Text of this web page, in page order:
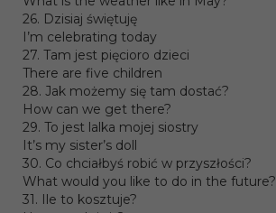
26. Dzisiaj świętuję
I’m celebrating today
27. Tam jest pięcioro dzieci
There are five children
28. Jak możemy się tam dostać?
How can we get there?
29. To jest lalka mojej siostry
It’s my sister’s doll
30. Co chciałbyś robić w przyszłości?
What would you like to do in the future?
31. Ile to kosztuje?